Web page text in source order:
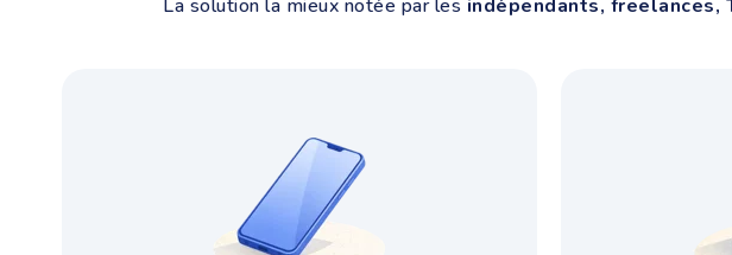
La solution la mieux notée par les indépendants, freelances,